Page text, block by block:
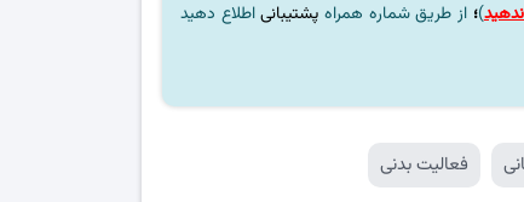
)؛ از طریق شماره همراه پشتیبانیاطلاع دهید
فعالیت بدنی